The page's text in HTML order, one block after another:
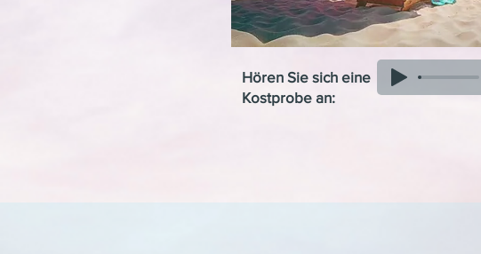
Hören Sie sich eine
Kostprobe an: